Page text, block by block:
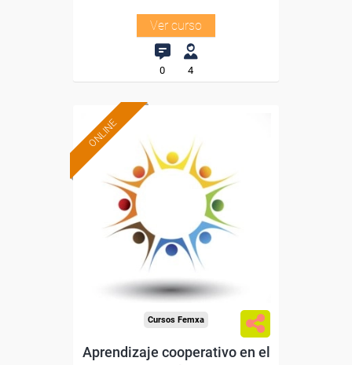
Ver curso
0 4
ONLINE
Formación 100%
subvencionada.
Para desempleados,
trabajadores y autónomos.
Sector
-Educación.
Cursos Femxa
Aprendizaje cooperativo en el